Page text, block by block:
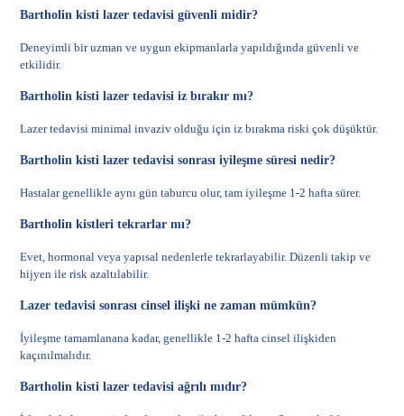
Bartholin kisti lazer tedavisi güvenli midir?
Deneyimli bir uzman ve uygun ekipmanlarla yapıldığında güvenli ve
etkilidir.
Bartholin kisti lazer tedavisi iz bırakır mı?
Lazer tedavisi minimal invaziv olduğu için iz bırakma riski çok düşüktür.
Bartholin kisti lazer tedavisi sonrası iyileşme süresi nedir?
Hastalar genellikle aynı gün taburcu olur, tam iyileşme 1-2 hafta sürer.
Bartholin kistleri tekrarlar mı?
Evet, hormonal veya yapısal nedenlerle tekrarlayabilir. Düzenli takip ve
hijyen ile risk azaltılabilir.
Lazer tedavisi sonrası cinsel ilişki ne zaman mümkün?
İyileşme tamamlanana kadar, genellikle 1-2 hafta cinsel ilişkiden
kaçınılmalıdır.
Bartholin kisti lazer tedavisi ağrılı mıdır?